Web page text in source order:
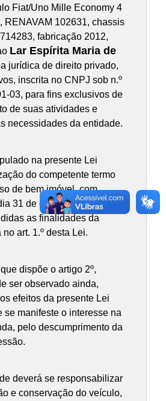
Fiat/Uno Mille Economy 4
RENAVAM 102631, chassis
fabricação 2012,
Lar Espírita Maria de
jurídica de direito privado,
inscrita no CNPJ sob n.º
03, para fins exclusivos de
de suas atividades e
necessidades da entidade.
na presente Lei
do competente termo
de bem imóvel, com
31 de dezembro de 2016,
as finalidades da
art. 1.º desta Lei.
dispõe o artigo 2º,
ser observado ainda,
efeitos da presente Lei
se manifeste o interesse na
pelo descumprimento da
deverá se responsabilizar
e conservação do veículo,